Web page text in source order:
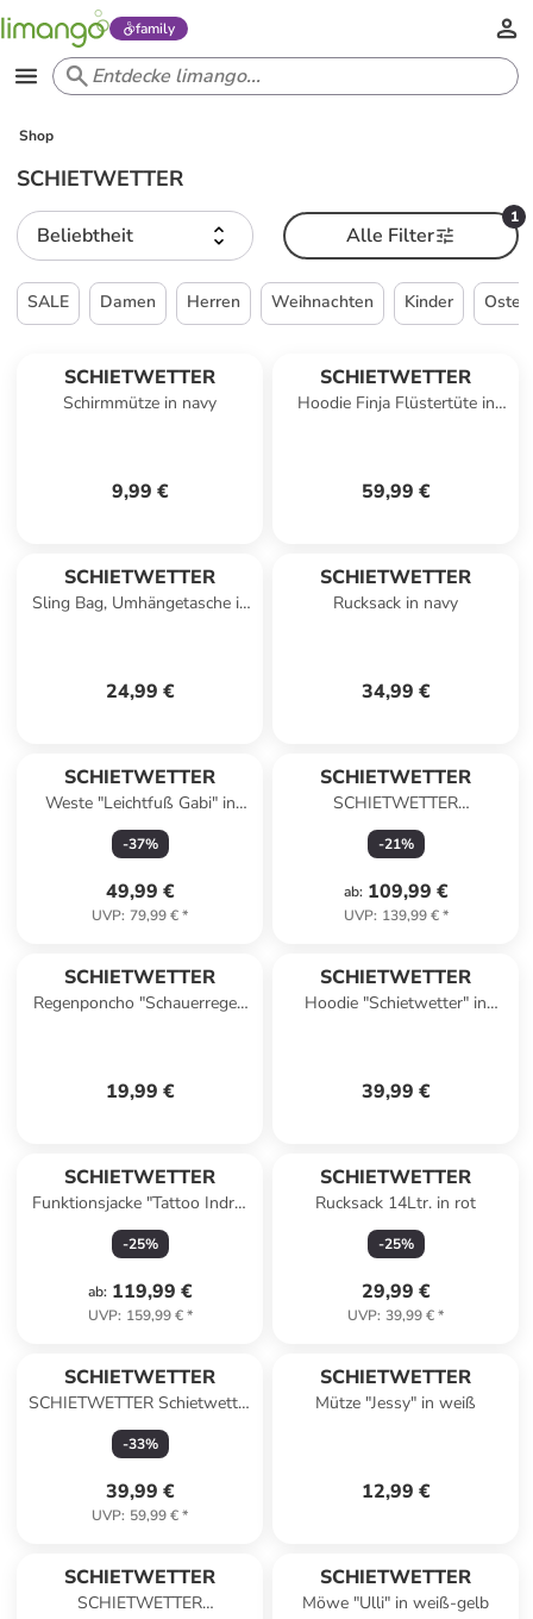
family
Shop
SCHIETWETTER
Beliebtheit
1
Alle Filter
SALE Damen Herren Weihnachten Kinder
SCHIETWETTER
Schirmmütze in navy
9,99 €
SCHIETWETTER
Hoodie Finja Flüstertüte in
59,99 €
SCHIETWETTER
Sling Bag, Umhängetasche in
24,99 €
SCHIETWETTER
Rucksack in navy
34,99 €
SCHIETWETTER
Weste "Leichtfuß Gabi" in
navy
-37%
49,99 €
UVP: 79,99 €*
SCHIETWETTER
SCHIETWETTER
Funktionsjacke Flaggen Frieke
in lime green
-21%
ab: 109,99 €
UVP: 139,99 €*
SCHIETWETTER
Regenponcho "Schauerregen
19,99 €
SCHIETWETTER
Hoodie "Schietwetter" in
39,99 €
SCHIETWETTER
Funktionsjacke "Tattoo Indra"
in jadetürkis
-25%
ab: 119,99 €
UVP: 159,99 €*
SCHIETWETTER
Rucksack 14Ltr. in rot
-25%
29,99 €
UVP: 39,99 €*
SCHIETWETTER
SCHIETWETTER Schietwetter
Schorsch F-Jacke in black
-33%
39,99 €
UVP: 59,99 €*
SCHIETWETTER
Mütze "Jessy" in weiß
12,99 €
SCHIETWETTER
SCHIETWETTER
SCHIETWETTER
Möwe "Ulli" in weiß-gelb